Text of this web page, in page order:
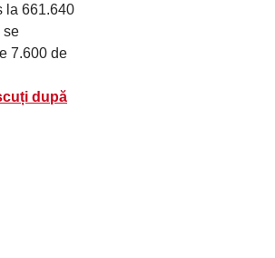
la 661.640
se
7.600 de
după